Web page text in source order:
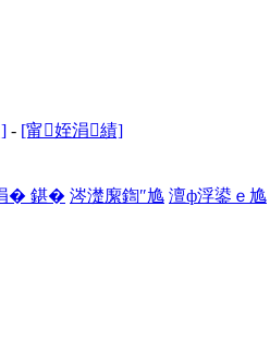
- [甯姪涓績]
� 鍖� 涔濋緳鍧″尯 澶ф浮鍙ｅ尯